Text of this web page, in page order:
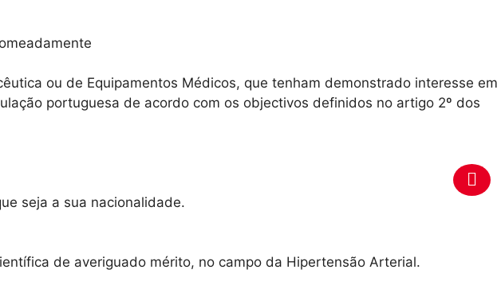
ou de Equipamentos Médicos, que tenham demonstrado interesse em
portuguesa de acordo com os objectivos definidos no artigo 2º dos
seja a sua nacionalidade.
de averiguado mérito, no campo da Hipertensão Arterial.